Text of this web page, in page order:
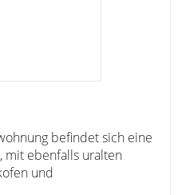
befindet sich eine
mit ebenfalls uralten
und